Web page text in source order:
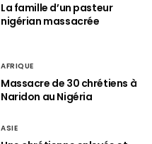
La famille d’un pasteur
nigérian massacrée
AFRIQUE
Massacre de 30 chrétiens à
Naridon au Nigéria
ASIE